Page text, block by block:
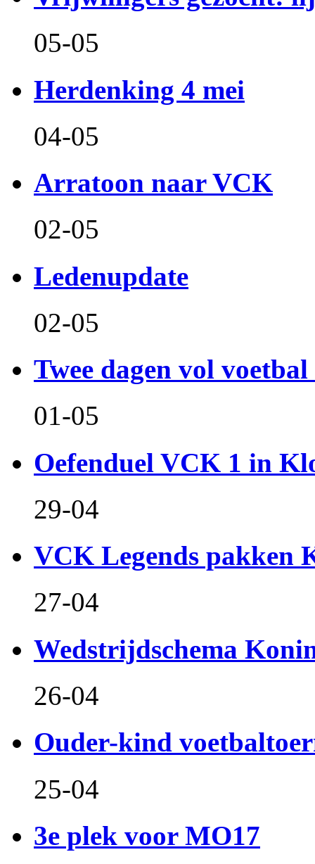
05-05
Herdenking 4 mei
04-05
Arratoon naar VCK
02-05
Ledenupdate
02-05
Twee dagen vol
01-05
Oefenduel VCK 1 in
29-04
VCK Legends pakken
27-04
Wedstrijdschema
26-04
Ouder-kind
25-04
3e plek voor MO17